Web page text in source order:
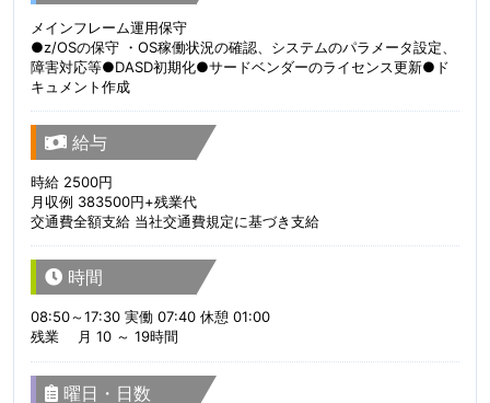
メインフレーム運用保守
●z/OSの保守 ・OS稼働状況の確認、システムのパラメータ設定、
障害対応等●DASD初期化●サードベンダーのライセンス更新●ド
キュメント作成
給与
時給 2500円
月収例 383500円+残業代
交通費全額支給 当社交通費規定に基づき支給
時間
08:50～17:30 実働 07:40 休憩 01:00
残業 月 10 ～ 19時間
曜日・日数